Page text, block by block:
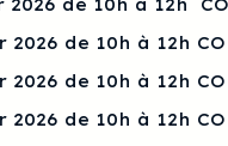
de 10h à 12h
de 10h à 12h
de 10h à 12h
de 10h à 12h